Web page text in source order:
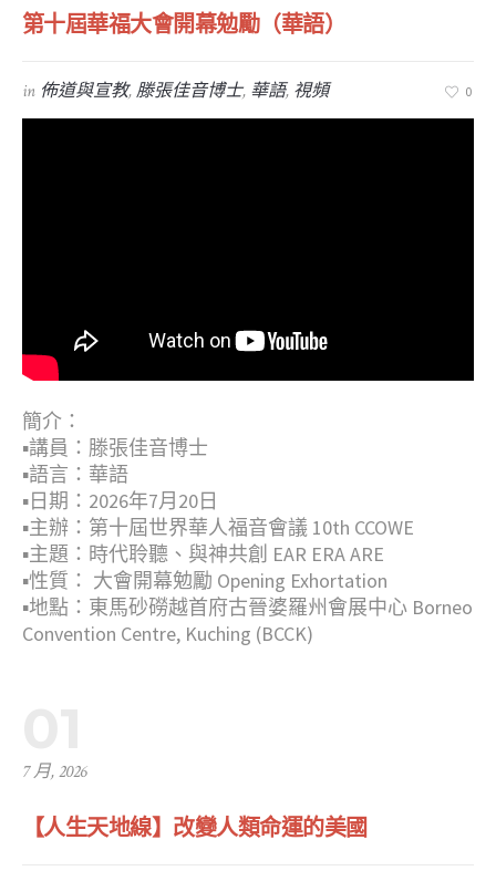
第十屆華福大會開幕勉勵（華語）
in 佈道與宣教,滕張佳音博士, 華語, 視頻 0
簡介：
▪︎講員：滕張佳音博士
▪︎語言：華語
▪︎日期：2026年7月20日
▪︎主辦：第十屆世界華人福音會議 10th CCOWE
▪︎主題：時代聆聽、與神共創 EAR ERA ARE
▪︎性質： 大會開幕勉勵 Opening Exhortation
▪︎地點：東馬砂磱越首府古晉婆羅州會展中心 Borneo
Convention Centre, Kuching (BCCK)
7 月, 2026
【人生天地線】改變人類命運的美國